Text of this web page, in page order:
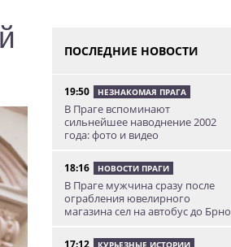
ПОСЛЕДНИЕ НОВОСТИ
19:50 НЕЗНАКОМАЯ ПРАГА
В Праге вспоминают
сильнейшее наводнение 2002
года: фото и видео
18:16 НОВОСТИ ПРАГИ
В Праге мужчина сразу после
ограбления ювелирного
магазина сел на автобус до Брно
17:12 КУРЬЕЗНЫЕ ИСТОРИИ